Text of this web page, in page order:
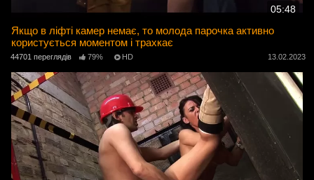
05:48
Якщо в ліфті камер немає, то молода парочка активно
користується моментом і трахкає
44701 переглядів 79% HD 13.02.2023